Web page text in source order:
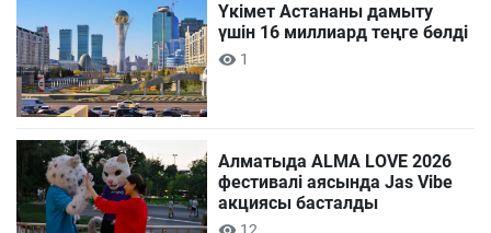
Үкімет Астананы дамыту
үшін 16 миллиард теңге бөлді
1
Алматыда ALMA LOVE 2026
фестивалі аясында Jas Vibe
акциясы басталды